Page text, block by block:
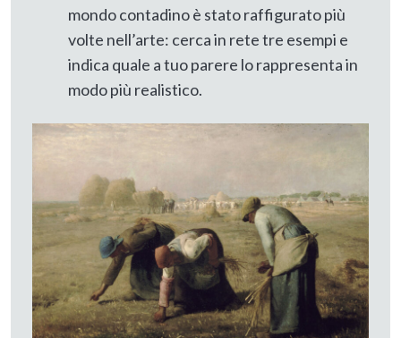
mondo contadino è stato raffigurato più
volte nell’arte: cerca in rete tre esempi e
indica quale a tuo parere lo rappresenta in
modo più realistico.